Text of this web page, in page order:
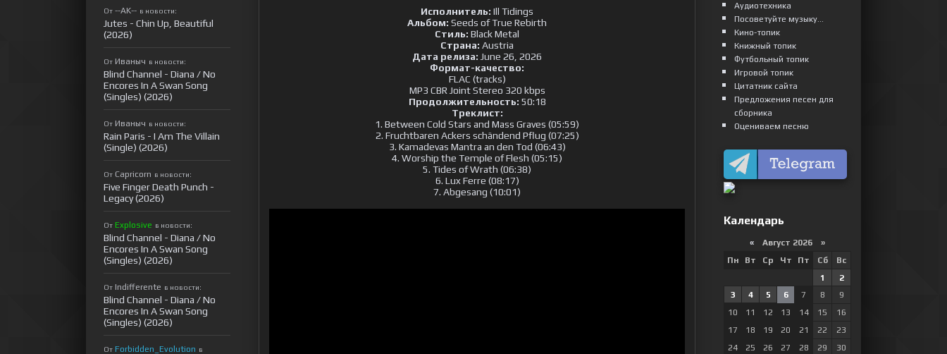
Исполнитель: Ill Tidings
Альбом: Seeds of True Rebirth
Стиль: Black Metal
Страна: Austria
Дата релиза: June 26, 2026
Формат-качество:
FLAC (tracks)
MP3 CBR Joint Stereo 320 kbps
Продолжительность: 50:18
Треклист:
1. Between Cold Stars and Mass Graves (05:59)
2. Fruchtbaren Ackers schändend Pflug (07:25)
3. Kamadevas Mantra an den Tod (06:43)
4. Worship the Temple of Flesh (05:15)
5. Tides of Wrath (06:38)
6. Lux Ferre (08:17)
7. Abgesang (10:01)
От --AK-- в новости:
Jutes - Chin Up, Beautiful
(2026)
От Иваныч в новости:
Blind Channel - Diana / No
Encores In A Swan Song
(Singles) (2026)
От Иваныч в новости:
Rain Paris - I Am The Villain
(Single) (2026)
От Capricorn в новости:
Five Finger Death Punch -
Legacy (2026)
От Explosive в новости:
Blind Channel - Diana / No
Encores In A Swan Song
(Singles) (2026)
От Indifferente в новости:
Blind Channel - Diana / No
Encores In A Swan Song
(Singles) (2026)
От Forbidden_Evolution в
Аудиотехника
Посоветуйте музыку...
Кино-топик
Книжный топик
Футбольный топик
Игровой топик
Цитатник сайта
Предложения песен для
сборника
Оцениваем песню
Календарь
«Август 2026 »
Пн
Вт Ср Чт Пт Сб
Вс
1
2
3
4 5 6 7 8
9
10
11 12 13 14 15
16
17
18 19 20 21 22
23
24
25 26 27 28 29 30